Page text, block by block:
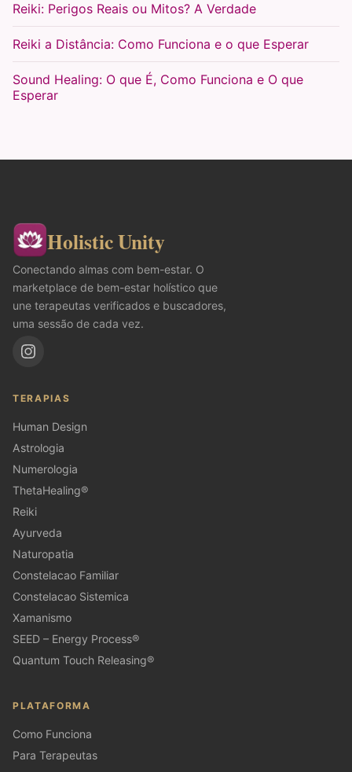
Reiki: Perigos Reais ou Mitos? A Verdade
Reiki a Distância: Como Funciona e o que Esperar
Sound Healing: O que É, Como Funciona e O que
Esperar
Holistic Unity
Conectando almas com bem-estar. O
marketplace de bem-estar holístico que
une terapeutas verificados e buscadores,
uma sessão de cada vez.
TERAPIAS
Human Design
Astrologia
Numerologia
ThetaHealing®
Reiki
Ayurveda
Naturopatia
Constelacao Familiar
Constelacao Sistemica
Xamanismo
SEED – Energy Process®
Quantum Touch Releasing®
PLATAFORMA
Como Funciona
Para Terapeutas